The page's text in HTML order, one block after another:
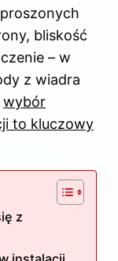
bliskość
– w
z wiadra
wybór
to kluczowy
z